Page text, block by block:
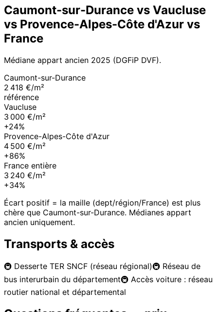
Caumont-sur-Durance vs Vaucluse
vs Provence-Alpes-Côte d'Azur vs
France
Médiane appart ancien 2025 (DGFiP DVF).
Caumont-sur-Durance
2 418 €/m²
référence
Vaucluse
3 000 €/m²
+24%
Provence-Alpes-Côte d'Azur
4 500 €/m²
+86%
France entière
3 240 €/m²
+34%
Écart positif = la maille (dept/région/France) est plus
chère que Caumont-sur-Durance. Médianes appart
ancien uniquement.
Transports & accès
🚇 Desserte TER SNCF (réseau régional)🚇 Réseau de
bus interurbain du département🚇 Accès voiture : réseau
routier national et départemental